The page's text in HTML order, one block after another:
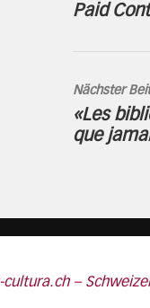
Paid
Nächster
«Les
que
cultura.ch –